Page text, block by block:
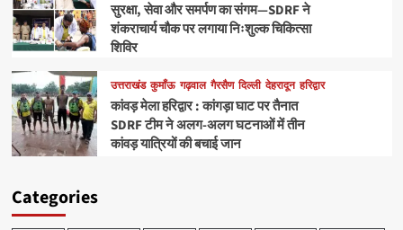
सुरक्षा, सेवा और समर्पण का संगम—SDRF ने
शंकराचार्य चौक पर लगाया निःशुल्क चिकित्सा
शिविर
उत्तराखंड कुमाँऊ गढ़वाल गैरसैण दिल्ली देहरादून हरिद्वार
कांवड़ मेला हरिद्वार : कांगड़ा घाट पर तैनात
SDRF टीम ने अलग-अलग घटनाओं में तीन
कांवड़ यात्रियों की बचाई जान
Categories